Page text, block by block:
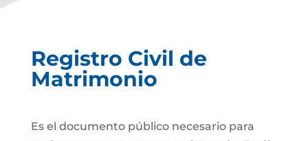
Registro Civil de
Matrimonio
Es el documento público necesario para